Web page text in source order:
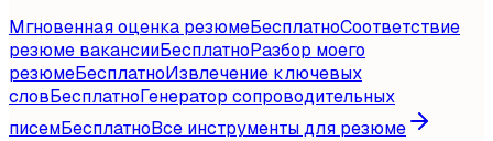
Мгновенная оценка резюмеБесплатноСоответствие
резюме вакансииБесплатноРазбор моего
резюмеБесплатноИзвлечение ключевых
словБесплатноГенератор сопроводительных
писемБесплатноВсе инструменты для резюме